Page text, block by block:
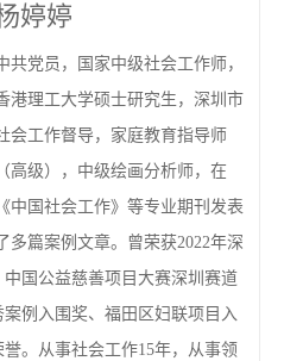
婷婷
共党员，国家中级社会工作师，
港理工大学硕士研究生，深圳市
会工作督导，家庭教育指导师
（高级），中级绘画分析师，在
《中国社会工作》等专业期刊发表
了多篇案例文章。曾荣获2022年深
国公益慈善项目大赛深圳赛道
例入围奖、福田区妇联项目入
。从事社会工作15年，从事领